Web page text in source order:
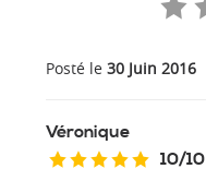
Posté le 30 Juin 2016
Véronique
10/10